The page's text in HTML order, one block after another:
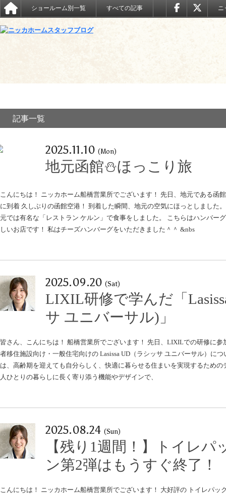
ショールーム別一覧 すべての記事 ニ
記事一覧
2025.11.10 (Mon)
地元函館⛄ほっこり旅
こんにちは！ ニッカホーム船橋営業所でございます！ 先日、地元である函
に到着 久しぶりの函館空港！ 到着した瞬間、地元の空気にほっとしました
元では有名な「レストラン ケルン」で食事をしました。 こちらはハンバー
しいお店です！ 私はチーズハンバーグをいただきました＾＾ &nbs
2025.09.20 (Sat)
LIXIL研修で学んだ「
サ ユニバーサル)」
皆さん、こんにちは！ 船橋営業所でございます！ 先日、LIXILでの研修に
者移住施設向け・一般住宅向けの Lasissa UD（ラシッサ ユニバーサル）につ
は、高齢期を迎えても自分らしく、快適に暮らせる住まいを実現するため
人ひとりの暮らしに長く寄り添う機能やデザインで、
2025.08.24 (Sun)
【残り1週間！】トイレパ
ン第2弾はもうすぐ終了！
こんにちは！ ニッカホーム船橋営業所でございます！ 大好評の トイレパッ